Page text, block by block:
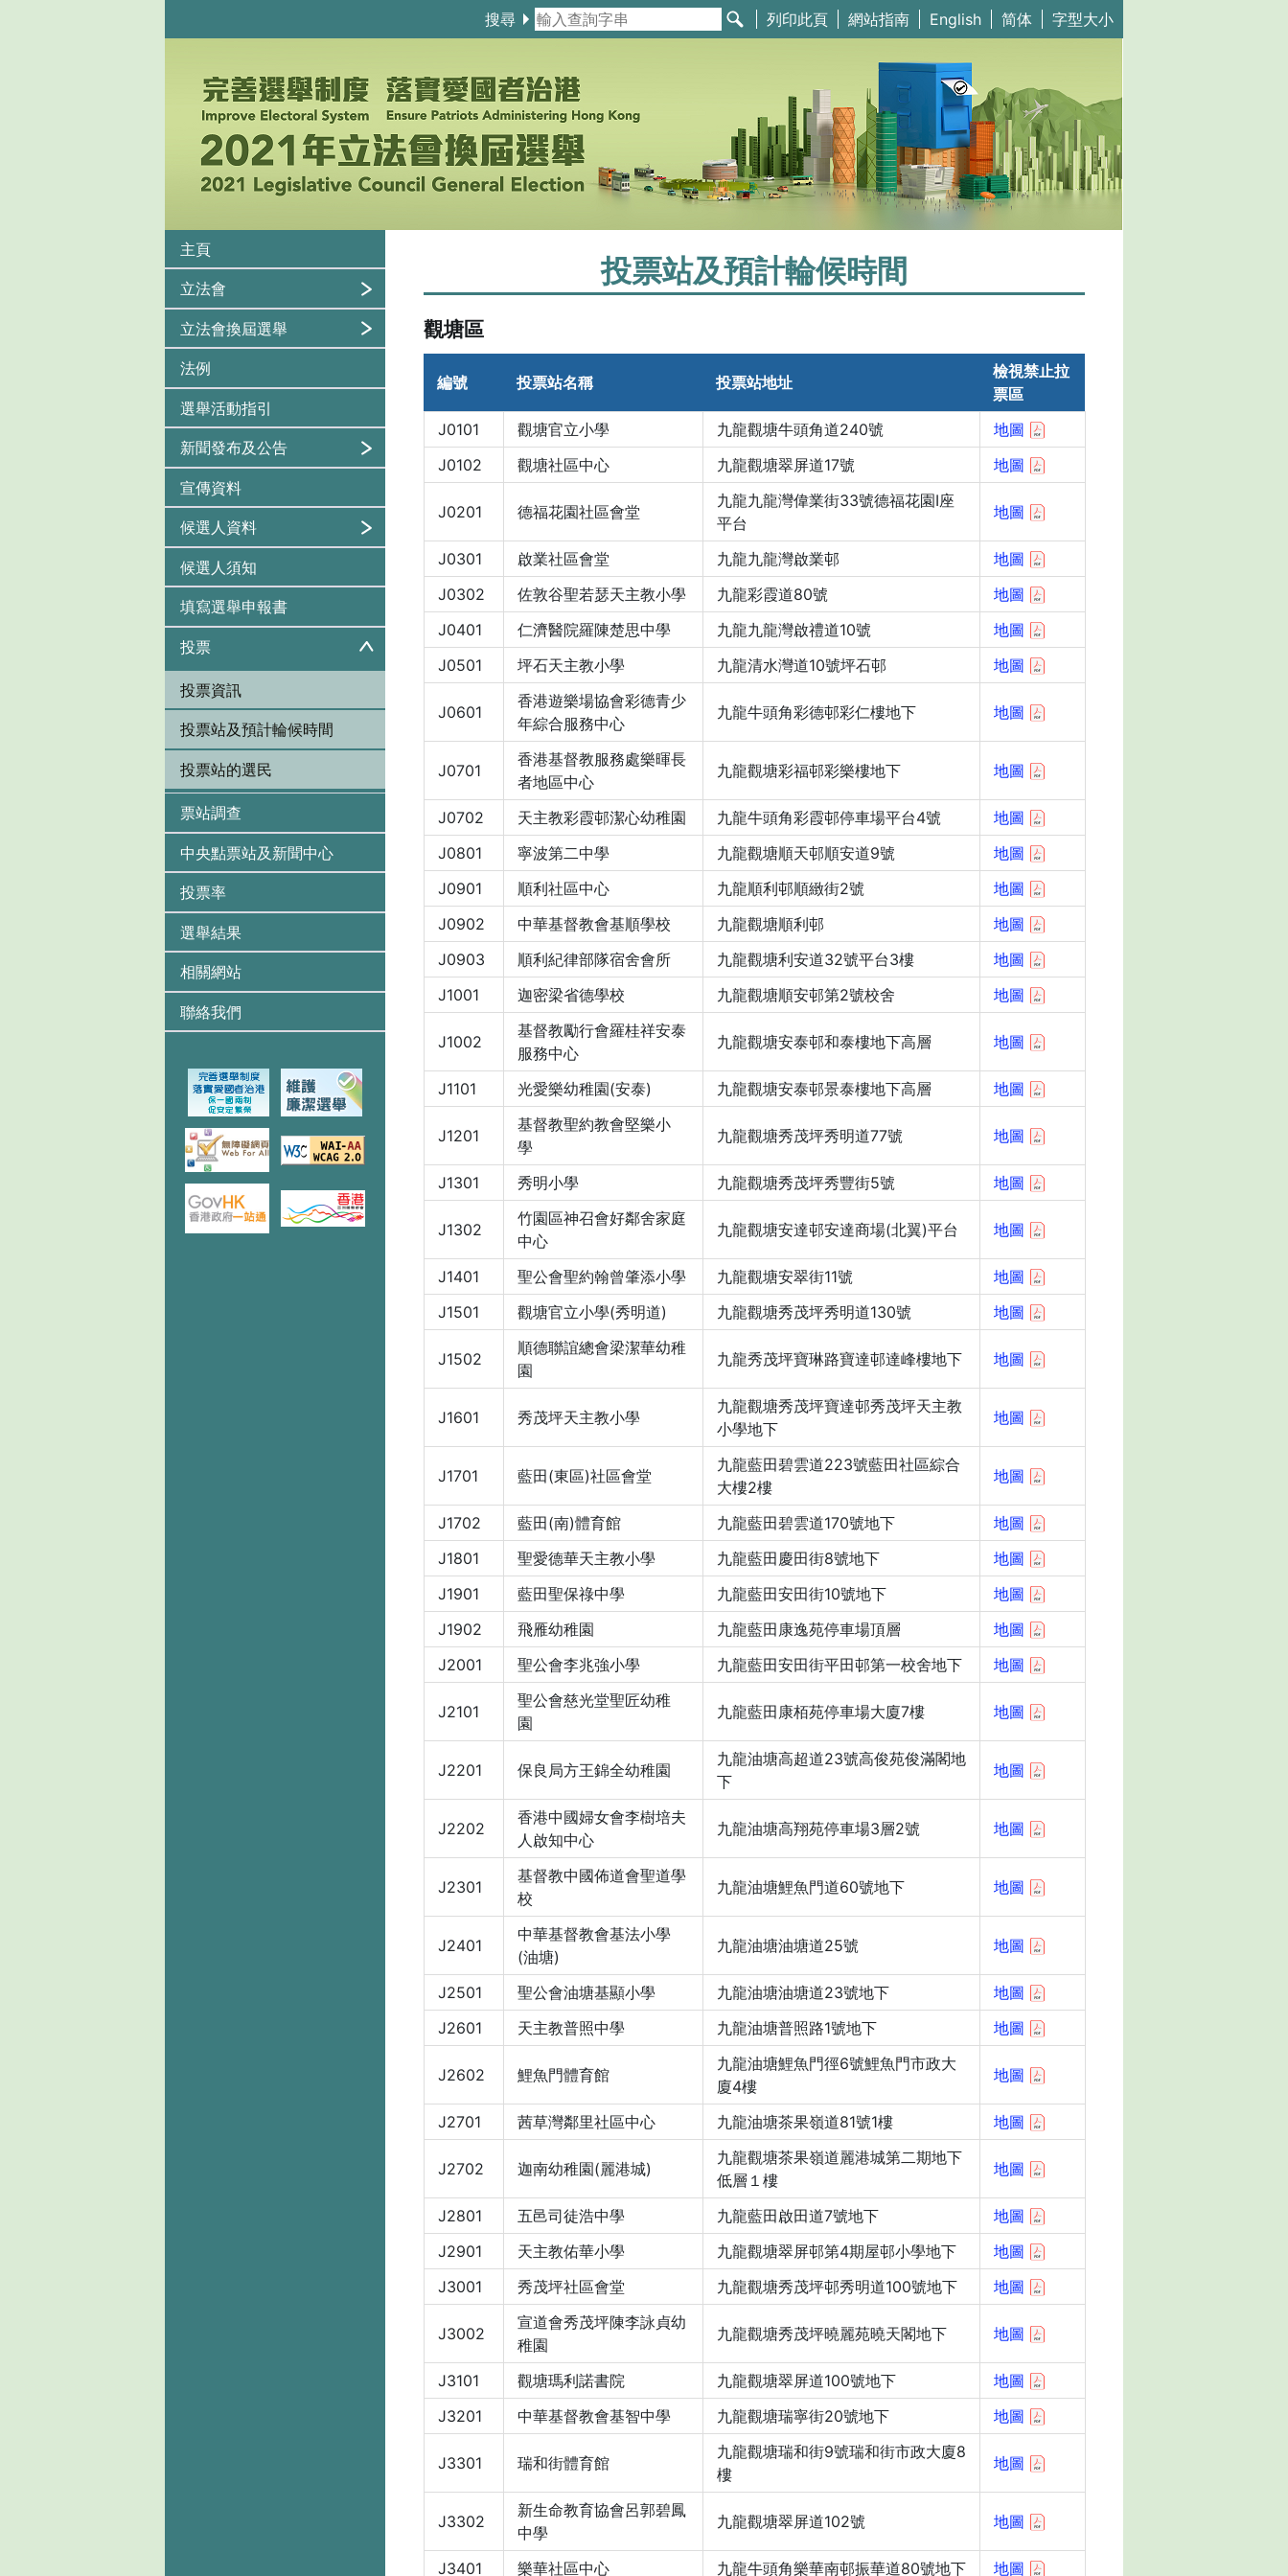
搜尋 列印此頁 網站指南 English 简体 字型大小
主頁
立法會
立法會換屆選舉
法例
選舉活動指引
新聞發布及公告
宣傳資料
候選人資料
候選人須知
填寫選舉申報書
投票
投票資訊
投票站及預計輪候時間
投票站的選民
票站調查
中央點票站及新聞中心
投票率
選舉結果
相關網站
聯絡我們
投票站及預計輪候時間
觀塘區
編號 投票站名稱 投票站地址
檢視禁止拉
票區
J0101
觀塘官立小學 九龍觀塘牛頭角道240號
地圖
J0102
觀塘社區中心 九龍觀塘翠屏道17號 地圖
J0201 德福花園社區會堂
九龍九龍灣偉業街33號德福花園I座
平台
地圖
J0301 啟業社區會堂 九龍九龍灣啟業邨
地圖
J0302
佐敦谷聖若瑟天主教小學 九龍彩霞道80號
地圖
J0401
仁濟醫院羅陳楚思中學 九龍九龍灣啟禮道10號
地圖
J0501
坪石天主教小學 九龍清水灣道10號坪石邨 地圖
J0601
香港遊樂場協會彩德青少
年綜合服務中心
九龍牛頭角彩德邨彩仁樓地下 地圖
J0701
香港基督教服務處樂暉長
者地區中心
九龍觀塘彩福邨彩樂樓地下 地圖
J0702 天主教彩霞邨潔心幼稚園 九龍牛頭角彩霞邨停車場平台4號
地圖
J0801
寧波第二中學 九龍觀塘順天邨順安道9號
地圖
J0901
順利社區中心 九龍順利邨順緻街2號
地圖
J0902
中華基督教會基順學校 九龍觀塘順利邨
地圖
J0903
順利紀律部隊宿舍會所 九龍觀塘利安道32號平台3樓
地圖
J1001
迦密梁省德學校 九龍觀塘順安邨第2號校舍 地圖
J1002
基督教勵行會羅桂祥安泰
服務中心
九龍觀塘安泰邨和泰樓地下高層 地圖
J1101 光愛樂幼稚園(安泰) 九龍觀塘安泰邨景泰樓地下高層 地圖
J1201
基督教聖約教會堅樂小
學
九龍觀塘秀茂坪秀明道77號 地圖
J1301 秀明小學 九龍觀塘秀茂坪秀豐街5號 地圖
J1302
竹園區神召會好鄰舍家庭
中心
九龍觀塘安達邨安達商場(北翼)平台 地圖
J1401 聖公會聖約翰曾肇添小學 九龍觀塘安翠街11號
地圖
J1501
觀塘官立小學(秀明道) 九龍觀塘秀茂坪秀明道130號 地圖
J1502
順德聯誼總會梁潔華幼稚
園
九龍秀茂坪寶琳路寶達邨達峰樓地下 地圖
J1601 秀茂坪天主教小學
九龍觀塘秀茂坪寶達邨秀茂坪天主教
小學地下
地圖
J1701 藍田(東區)社區會堂
九龍藍田碧雲道223號藍田社區綜合
大樓2樓
地圖
J1702 藍田(南)體育館 九龍藍田碧雲道170號地下
地圖
J1801
聖愛德華天主教小學 九龍藍田慶田街8號地下
地圖
J1901
藍田聖保祿中學 九龍藍田安田街10號地下
地圖
J1902
飛雁幼稚園 九龍藍田康逸苑停車場頂層
地圖
J2001
聖公會李兆強小學 九龍藍田安田街平田邨第一校舍地下 地圖
J2101
聖公會慈光堂聖匠幼稚
園
九龍藍田康栢苑停車場大廈7樓 地圖
J2201 保良局方王錦全幼稚園
九龍油塘高超道23號高俊苑俊滿閣地
下
地圖
J2202
香港中國婦女會李樹培夫
人啟知中心
九龍油塘高翔苑停車場3層2號 地圖
J2301
基督教中國佈道會聖道學
校
九龍油塘鯉魚門道60號地下 地圖
J2401
中華基督教會基法小學
(油塘)
九龍油塘油塘道25號 地圖
J2501 聖公會油塘基顯小學 九龍油塘油塘道23號地下
地圖
J2601
天主教普照中學 九龍油塘普照路1號地下 地圖
J2602 鯉魚門體育館
九龍油塘鯉魚門徑6號鯉魚門市政大
廈4樓
地圖
J2701 茜草灣鄰里社區中心 九龍油塘茶果嶺道81號1樓 地圖
J2702 迦南幼稚園(麗港城)
九龍觀塘茶果嶺道麗港城第二期地下
低層１樓
地圖
J2801 五邑司徒浩中學 九龍藍田啟田道7號地下
地圖
J2901
天主教佑華小學 九龍觀塘翠屏邨第4期屋邨小學地下
地圖
J3001
秀茂坪社區會堂 九龍觀塘秀茂坪邨秀明道100號地下 地圖
J3002
宣道會秀茂坪陳李詠貞幼
稚園
九龍觀塘秀茂坪曉麗苑曉天閣地下 地圖
J3101 觀塘瑪利諾書院 九龍觀塘翠屏道100號地下
地圖
J3201
中華基督教會基智中學 九龍觀塘瑞寧街20號地下 地圖
J3301 瑞和街體育館
九龍觀塘瑞和街9號瑞和街市政大廈8
樓
地圖
J3302
新生命教育協會呂郭碧鳳
中學
九龍觀塘翠屏道102號 地圖
J3401 樂華社區中心 九龍牛頭角樂華南邨振華道80號地下 地圖